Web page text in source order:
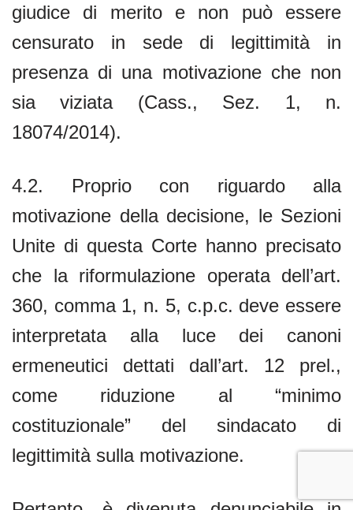
giudice di merito e non può essere
censurato in sede di legittimità in
presenza di una motivazione che non
sia viziata (Cass., Sez. 1, n.
18074/2014).
4.2. Proprio con riguardo alla
motivazione della decisione, le Sezioni
Unite di questa Corte hanno precisato
che la riformulazione operata dell’art.
360, comma 1, n. 5, c.p.c. deve essere
interpretata alla luce dei canoni
ermeneutici dettati dall’art. 12 prel.,
come riduzione al “minimo
costituzionale” del sindacato di
legittimità sulla motivazione.